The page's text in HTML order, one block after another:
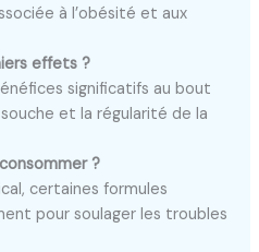
à l’obésité et aux
effets ?
significatifs au bout
et la régularité de la
?
certaines formules
pour soulager les troubles